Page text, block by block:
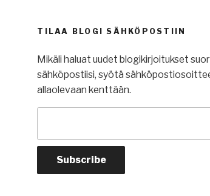
TILAA BLOGI SÄHKÖPOSTIIN
Mikäli haluat uudet blogikirjoitukset
sähköpostiisi, syötä
allaolevaan kenttään.